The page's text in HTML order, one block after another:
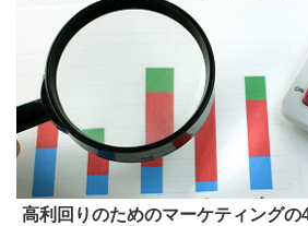
高利回りのためのマーケティングの